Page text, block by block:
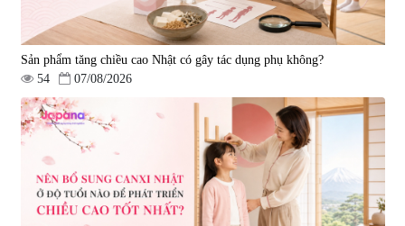
Sản phẩm tăng chiều cao Nhật có gây tác dụng phụ không?
54
07/08/2026